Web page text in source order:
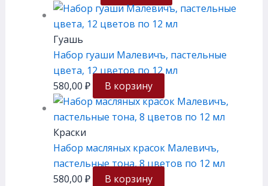
Гуашь
Набор гуаши Малевичъ, пастельные
цвета, 12 цветов по 12 мл
580,00 ₽ В корзину
Краски
Набор масляных красок Малевичъ,
пастельные тона, 8 цветов по 12 мл
580,00 ₽ В корзину